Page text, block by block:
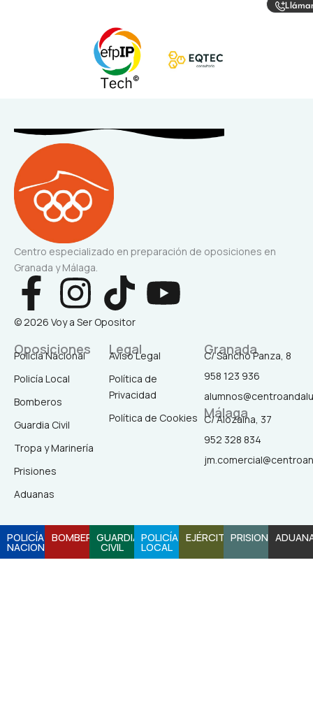
Centro especializado en preparación de oposiciones en
Granada y Málaga.
F
a
c
e
b
o
o
k
-
I
n
s
a
g
a
m
T
i
k
t
o
Y
u
© 2026 Voy a Ser Opositor
Oposiciones
Policía Nacional
Policía Local
Bomberos
Guardia Civil
Tropa y Marinería
Prisiones
Aduanas
Legal
Aviso Legal
Política de
Privacidad
Política de Cookies
Granada
C/ Sancho Panza, 8
958 123 936
Málaga
C/ Alozaina, 37
952 328 834
POLICÍA
NACIONAL
BOMBEROSGUARDIA
CIVIL
POLICÍA
LOCAL
EJÉRCITOPRISIONES